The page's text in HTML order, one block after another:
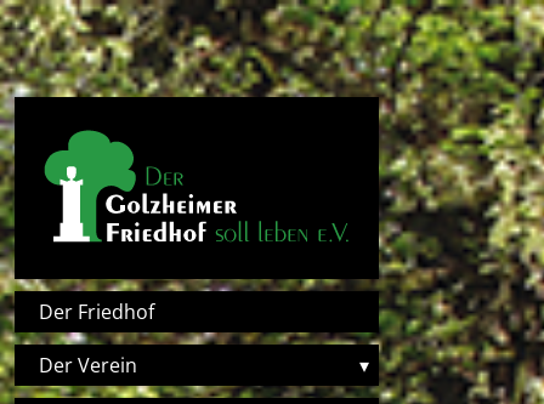
Direkt zum Inhalt
Hauptnavigation
Der Friedhof
Der Verein
▾